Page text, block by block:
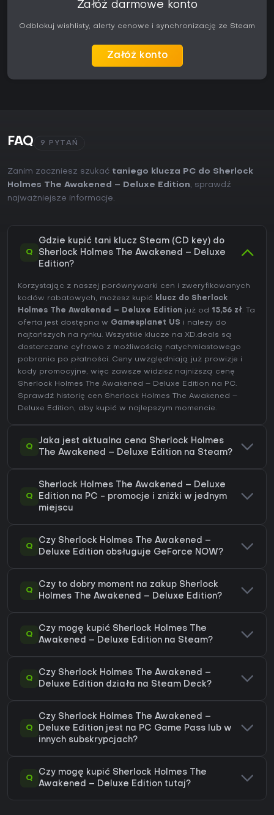
Załóż darmowe konto
Odblokuj wishlisty, alerty cenowe i synchronizację ze Steam
Załóż konto
FAQ 9 PYTAŃ
Zanim zaczniesz szukać taniego klucza PC do Sherlock
Holmes The Awakened – Deluxe Edition, sprawdź
najważniejsze informacje.
Q
Gdzie kupić tani klucz Steam (CD key) do
Sherlock Holmes The Awakened – Deluxe
Edition?
Korzystając z naszej porównywarki cen i zweryfikowanych
kodów rabatowych, możesz kupić klucz do Sherlock
Holmes The Awakened – Deluxe Edition już od 15,56 zł. Ta
oferta jest dostępna w Gamesplanet US i należy do
najtańszych na rynku. Wszystkie klucze na XD.deals są
dostarczane cyfrowo z możliwością natychmiastowego
pobrania po płatności. Ceny uwzględniają już prowizje i
kody promocyjne, więc zawsze widzisz najniższą cenę
Sherlock Holmes The Awakened – Deluxe Edition na PC.
Sprawdź historię cen Sherlock Holmes The Awakened –
Deluxe Edition, aby kupić w najlepszym momencie.
Q
Jaka jest aktualna cena Sherlock Holmes
The Awakened – Deluxe Edition na Steam?
Q
Sherlock Holmes The Awakened – Deluxe
Edition na PC - promocje i zniżki w jednym
miejscu
Q
Czy Sherlock Holmes The Awakened –
Deluxe Edition obsługuje GeForce NOW?
Q
Czy to dobry moment na zakup Sherlock
Holmes The Awakened – Deluxe Edition?
Q
Czy mogę kupić Sherlock Holmes The
Awakened – Deluxe Edition na Steam?
Q
Czy Sherlock Holmes The Awakened –
Deluxe Edition działa na Steam Deck?
Q
Czy Sherlock Holmes The Awakened –
Deluxe Edition jest na PC Game Pass lub w
innych subskrypcjach?
Q
Czy mogę kupić Sherlock Holmes The
Awakened – Deluxe Edition tutaj?